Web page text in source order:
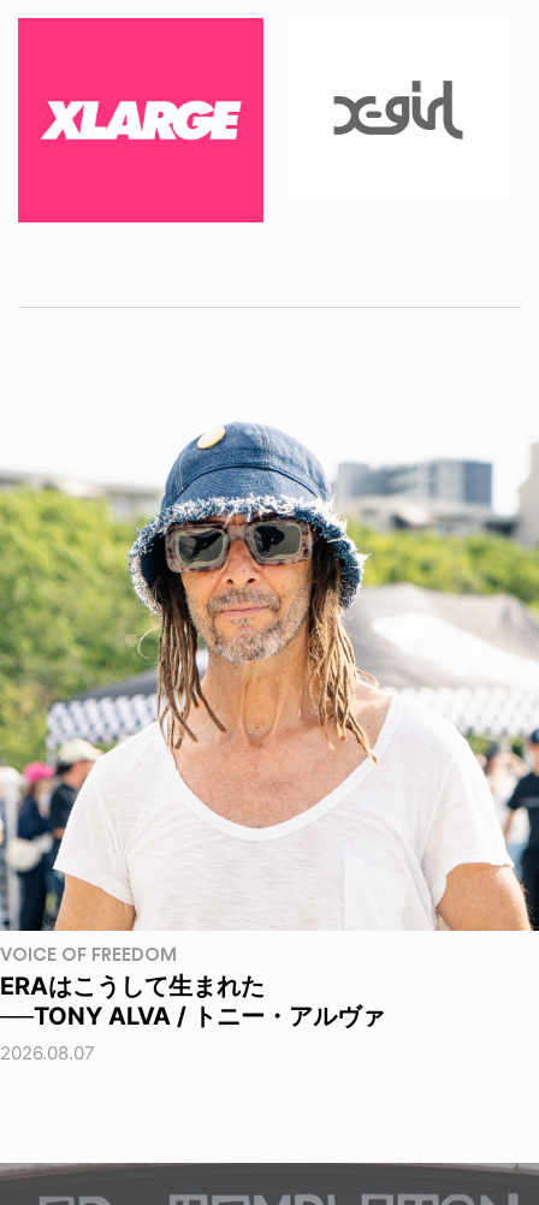
VOICE OF FREEDOM
ERAはこうして生まれた
──TONY ALVA / トニー・アルヴァ
2026.08.07